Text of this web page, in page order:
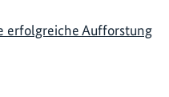
erfolgreiche Aufforstung